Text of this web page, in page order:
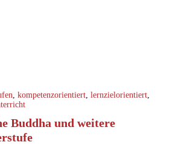
, kompetenzorientiert, lernzielorientiert,
Buddha und weitere